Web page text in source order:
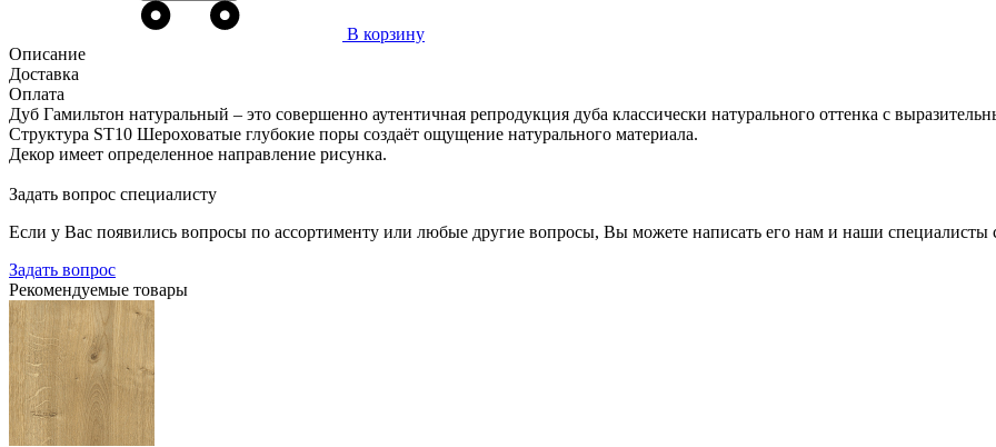
В корзину
Описание
Доставка
Оплата
Дуб Гамильтон натуральный – это совершенно аутентичная репродукция дуба классически натурального оттенка с
Структура ST10 Шероховатые глубокие поры создаёт ощущение натурального материала.
Декор имеет определенное направление рисунка.
Задать вопрос специалисту
Если у Вас появились вопросы по ассортименту или любые другие вопросы, Вы можете написать его нам и наши специалисты
Задать вопрос
Рекомендуемые товары